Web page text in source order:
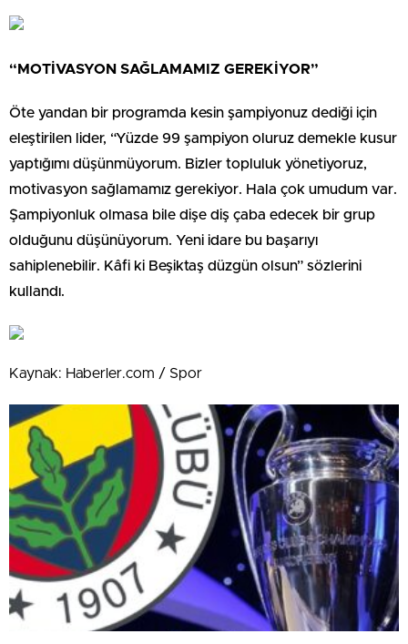
“MOTİVASYON SAĞLAMAMIZ GEREKİYOR”
Öte yandan bir programda kesin şampiyonuz dediği için
eleştirilen lider, “Yüzde 99 şampiyon oluruz demekle kusur
yaptığımı düşünmüyorum. Bizler topluluk yönetiyoruz,
motivasyon sağlamamız gerekiyor. Hala çok umudum var.
Şampiyonluk olmasa bile dişe diş çaba edecek bir grup
olduğunu düşünüyorum. Yeni idare bu başarıyı
sahiplenebilir. Kâfi ki Beşiktaş düzgün olsun” sözlerini
kullandı.
Kaynak: Haberler.com / Spor